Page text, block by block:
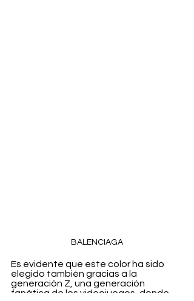
BALENCIAGA
Es evidente que este color ha sido
elegido también gracias a la
generación Z, una generación
fanática de los videojuegos, donde